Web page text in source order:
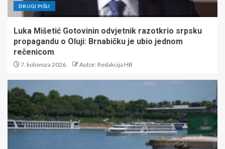
DRUGI PIŠU
Luka Mišetić Gotovinin odvjetnik razotkrio srpsku
propagandu o Oluji: Brnabičku je ubio jednom
rečenicom
7. kolovoza 2026. Autor: Redakcija HB